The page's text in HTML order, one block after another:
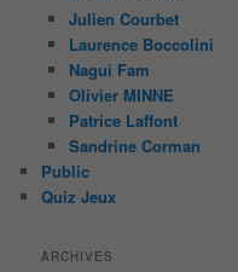
Julien Courbet
Laurence Boccolini
Nagui Fam
Olivier MINNE
Patrice Laffont
Sandrine Corman
Public
Quiz Jeux
ARCHIVES